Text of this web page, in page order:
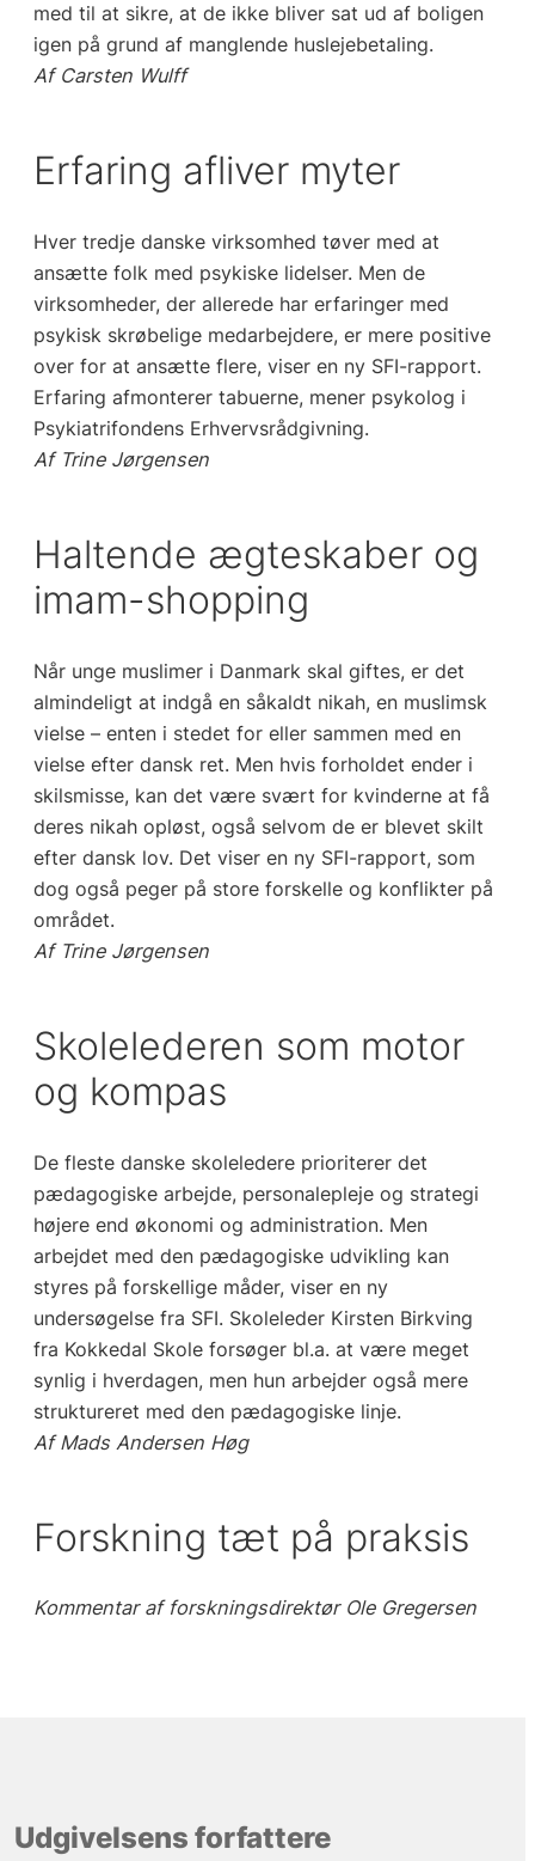
med til at sikre, at de ikke bliver sat ud af boligen
igen på grund af manglende huslejebetaling.
Af Carsten Wulff
Erfaring afliver myter
Hver tredje danske virksomhed tøver med at
ansætte folk med psykiske lidelser. Men de
virksomheder, der allerede har erfaringer med
psykisk skrøbelige medarbejdere, er mere positive
over for at ansætte flere, viser en ny SFI-rapport.
Erfaring afmonterer tabuerne, mener psykolog i
Psykiatrifondens Erhvervsrådgivning.
Af Trine Jørgensen
Haltende ægteskaber og
imam-shopping
Når unge muslimer i Danmark skal giftes, er det
almindeligt at indgå en såkaldt nikah, en muslimsk
vielse – enten i stedet for eller sammen med en
vielse efter dansk ret. Men hvis forholdet ender i
skilsmisse, kan det være svært for kvinderne at få
deres nikah opløst, også selvom de er blevet skilt
efter dansk lov. Det viser en ny SFI-rapport, som
dog også peger på store forskelle og konflikter på
området.
Af Trine Jørgensen
Skolelederen som motor
og kompas
De fleste danske skoleledere prioriterer det
pædagogiske arbejde, personalepleje og strategi
højere end økonomi og administration. Men
arbejdet med den pædagogiske udvikling kan
styres på forskellige måder, viser en ny
undersøgelse fra SFI. Skoleleder Kirsten Birkving
fra Kokkedal Skole forsøger bl.a. at være meget
synlig i hverdagen, men hun arbejder også mere
struktureret med den pædagogiske linje.
Af Mads Andersen Høg
Forskning tæt på praksis
Kommentar af forskningsdirektør Ole Gregersen
Udgivelsens forfattere